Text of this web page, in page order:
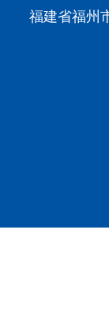
福建省福州